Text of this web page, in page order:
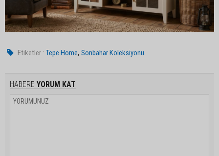
Etiketler : Tepe Home,Sonbahar Koleksiyonu
HABERE YORUM KAT